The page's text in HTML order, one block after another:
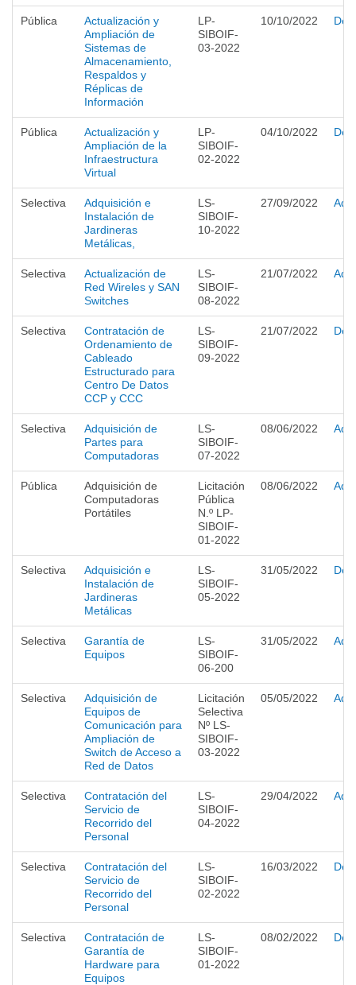
Pública
Actualización y
Ampliación de
Sistemas de
Almacenamiento,
Respaldos y
Réplicas de
Información
LP-
SIBOIF-
03-2022
10/10/2022
Pública
Actualización y
Ampliación de la
Infraestructura
Virtual
LP-
SIBOIF-
02-2022
04/10/2022
Selectiva
Adquisición e
Instalación de
Jardineras
Metálicas,
LS-
SIBOIF-
10-2022
27/09/2022
Selectiva
Actualización de
Red Wireles y SAN
Switches
LS-
SIBOIF-
08-2022
21/07/2022
Selectiva
Contratación de
Ordenamiento de
Cableado
Estructurado para
Centro De Datos
CCP y CCC
LS-
SIBOIF-
09-2022
21/07/2022
Selectiva
Adquisición de
Partes para
Computadoras
LS-
SIBOIF-
07-2022
08/06/2022
Pública
Adquisición de
Computadoras
Portátiles
Licitación
Pública
N.º LP-
SIBOIF-
01-2022
08/06/2022
Selectiva
Adquisición e
Instalación de
Jardineras
Metálicas
LS-
SIBOIF-
05-2022
31/05/2022
Selectiva
Garantía de
Equipos
LS-
SIBOIF-
06-200
31/05/2022
Selectiva
Adquisición de
Equipos de
Comunicación para
Ampliación de
Switch de Acceso a
Red de Datos
Licitación
Selectiva
Nº LS-
SIBOIF-
03-2022
05/05/2022
Selectiva
Contratación del
Servicio de
Recorrido del
Personal
LS-
SIBOIF-
04-2022
29/04/2022
Selectiva
Contratación del
Servicio de
Recorrido del
Personal
LS-
SIBOIF-
02-2022
16/03/2022
Selectiva
Contratación de
Garantía de
Hardware para
Equipos
LS-
SIBOIF-
01-2022
08/02/2022